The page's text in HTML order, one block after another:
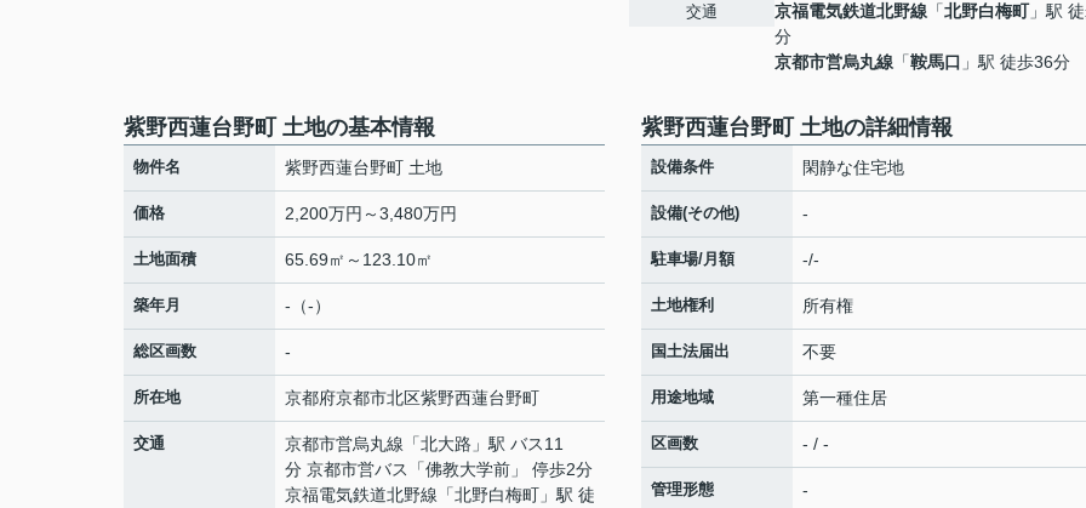
交通
京福電気鉄道北野線 「北野白梅町」駅
分
京都市営烏丸線 「鞍馬口 」駅 徒歩36分
紫野西蓮台野町 土地の基本情報
物件名 紫野西蓮台野町 土地
価格 2,200万円～3,480万円
土地面積 65.69㎡～123.10㎡
築年月 -（-）
総区画数 -
所在地 京都府京都市北区紫野西蓮台野町
交通 京都市営烏丸線 「北大路 」駅 バス11
分 京都市営バス「佛教大学前」 停歩2分
京福電気鉄道北野線 「北野白梅町 」駅 徒
紫野西蓮台野町 土地の詳細情報
設備条件 閑静な住宅地
設備(その他) -
駐車場/月額 -/-
土地権利 所有権
国土法届出 不要
用途地域 第一種住居
区画数 - / -
管理形態 -